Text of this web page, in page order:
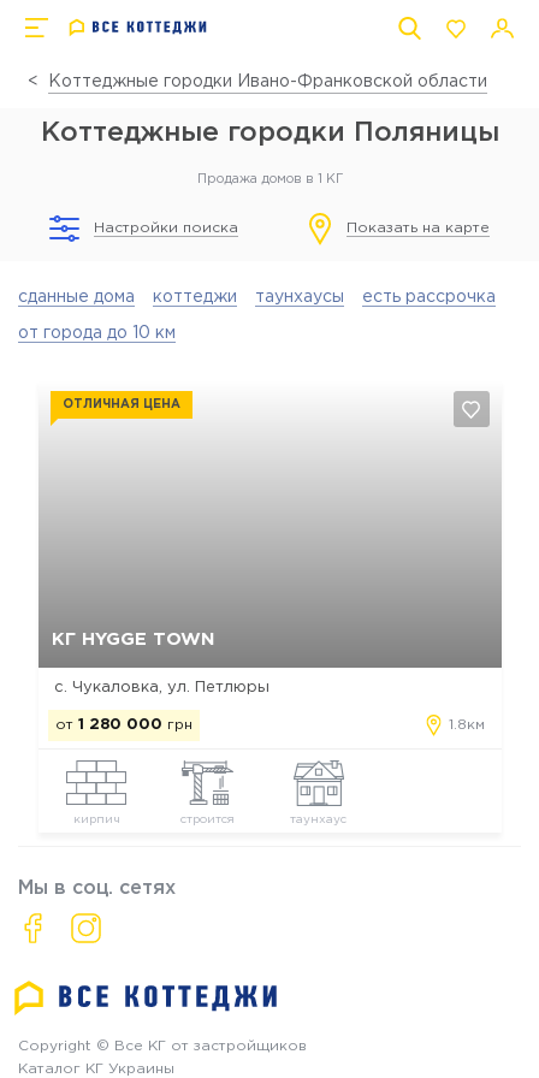
Коттеджные городки Ивано-Франковской области
Коттеджные городки Поляницы
Продажа домов в 1 КГ
Настройки поиска Показать на карте
сданные дома коттеджи таунхаусы есть рассрочка
от города до 10 км
КГ HYGGE TOWN
ОТЛИЧНАЯ ЦЕНА
с. Чукаловка, ул. Петлюры
от 1 280 000 грн 1.8км
кирпич строится таунхаус
Мы в соц. сетях
Copyright © Все КГ от застройщиков
Каталог КГ Украины